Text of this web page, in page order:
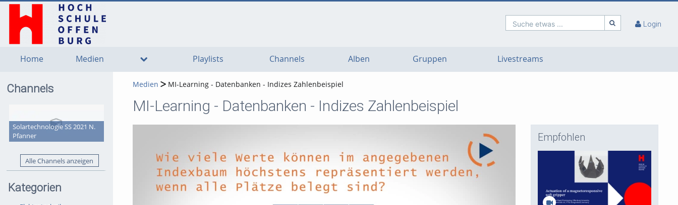
Suche etwas ... Login
Home Medien Playlists Channels Alben Gruppen Livestreams
Channels
Solartechnologie SS 2021 N.
Pfanner
Alle Channels anzeigen
Kategorien
Medien MI-Learning - Datenbanken - Indizes Zahlenbeispiel
MI-Learning - Datenbanken - Indizes Zahlenbeispiel
Empfohlen